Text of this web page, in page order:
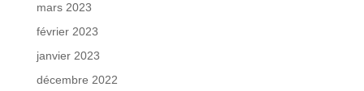
mars 2023
février 2023
janvier 2023
décembre 2022